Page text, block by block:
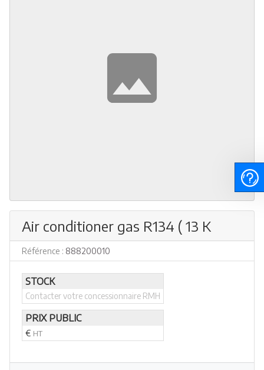
Air conditioner gas R134 ( 13 K
Référence : 888200010
STOCK
Contacter votre concessionnaire RMH
PRIX PUBLIC
€ HT